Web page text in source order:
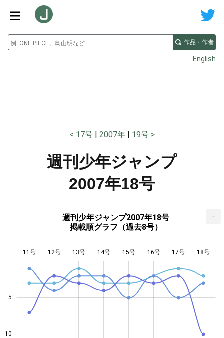
作品・作者
English
17号 2007年 19号
週刊少年ジャンプ
2007年18号
週刊少年ジャンプ2007年18号
掲載順グラフ（過去8号）
10
5
11号 12号 13号 14号 15号 16号 17号 18号